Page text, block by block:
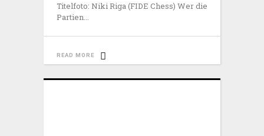
Titelfoto: Niki Riga (FIDE Chess) Wer die
Partien
READ MORE